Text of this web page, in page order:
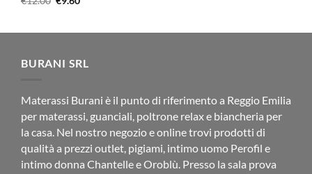
€12.00.€9.60.
BURANI SRL
Materassi Burani è il punto di riferimento a Reggio Emilia
per materassi, guanciali, poltrone relax e biancheria per
la casa. Nel nostro negozio e online trovi prodotti di
qualità a prezzi outlet, pigiami, intimo uomo Perofil e
intimo donna Chantelle e Oroblù. Presso la sala prova